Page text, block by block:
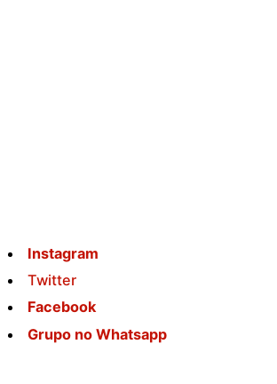
Instagram
Twitter
Facebook
Grupo no Whatsapp